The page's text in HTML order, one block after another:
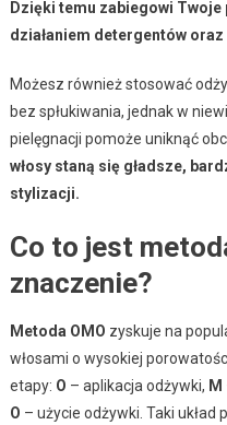
Dzięki temu zabiegowi
działaniem detergentów
Możesz również stosować
bez spłukiwania, jednak w
pielęgnacji pomoże uniknąć
włosy staną się gładsze,
stylizacji.
Co to jest
znaczenie?
Metoda OMO zyskuje na
włosami o wysokiej
etapy: O – aplikacja odżywki, M
O – użycie odżywki. Taki